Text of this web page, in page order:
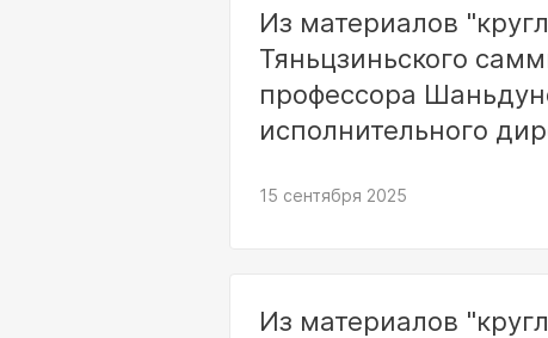
Из материалов
Тяньцзиньского
профессора
исполнительного
15 сентября 2025
Из материалов